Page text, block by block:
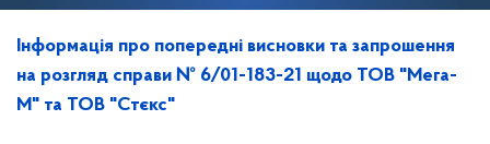
Інформація про попередні висновки та запрошення
на розгляд справи № 6/01-183-21 щодо ТОВ "Мега-
М" та ТОВ "Стєкс"